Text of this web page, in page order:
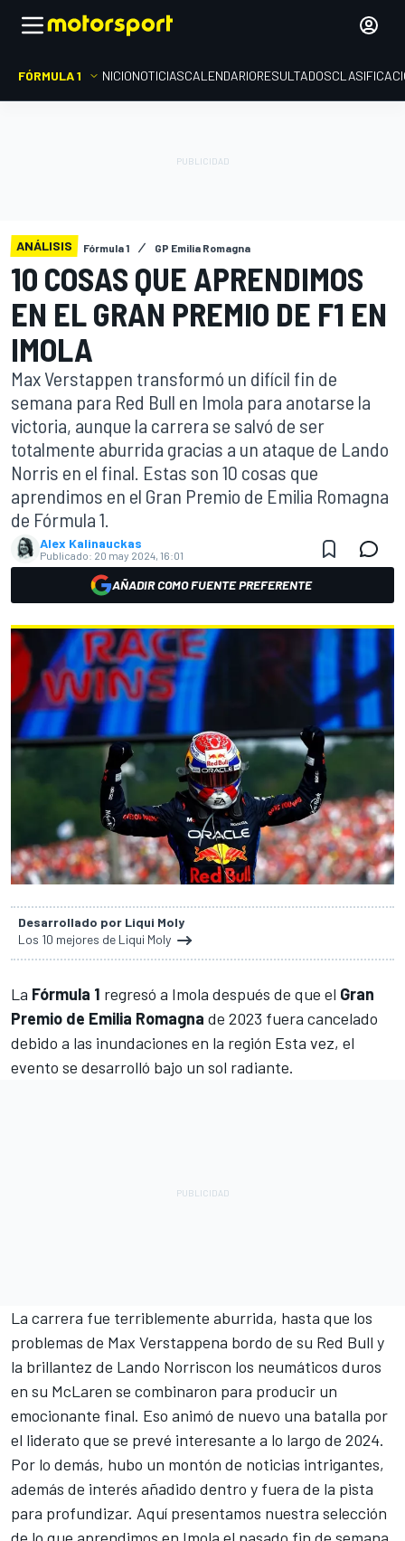
FÓRMULA 1 INICIONOTICIASCALENDARIORESULTADOS
ANÁLISIS Fórmula 1 GP Emilia Romagna
10 COSAS QUE APRENDIMOS
EN EL GRAN PREMIO DE F1 EN
IMOLA
Max Verstappen transformó un difícil fin de
semana para Red Bull en Imola para anotarse la
victoria, aunque la carrera se salvó de ser
totalmente aburrida gracias a un ataque de Lando
Norris en el final. Estas son 10 cosas que
aprendimos en el Gran Premio de Emilia Romagna
de Fórmula 1.
Alex Kalinauckas
Publicado: 20 may 2024, 16:01
AÑADIR COMO FUENTE PREFERENTE
Desarrollado por Liqui Moly
Los 10 mejores de Liqui Moly
La Fórmula 1 regresó a Imola después de que el Gran
Premio de Emilia Romagna de 2023 fuera cancelado
debido a las inundaciones en la región Esta vez, el
evento se desarrolló bajo un sol radiante.
La carrera fue terriblemente aburrida, hasta que los
problemas de Max Verstappena bordo de su Red Bull y
la brillantez de Lando Norriscon los neumáticos duros
en su McLaren se combinaron para producir un
emocionante final. Eso animó de nuevo una batalla por
el liderato que se prevé interesante a lo largo de 2024.
Por lo demás, hubo un montón de noticias intrigantes,
además de interés añadido dentro y fuera de la pista
para profundizar. Aquí presentamos nuestra selección